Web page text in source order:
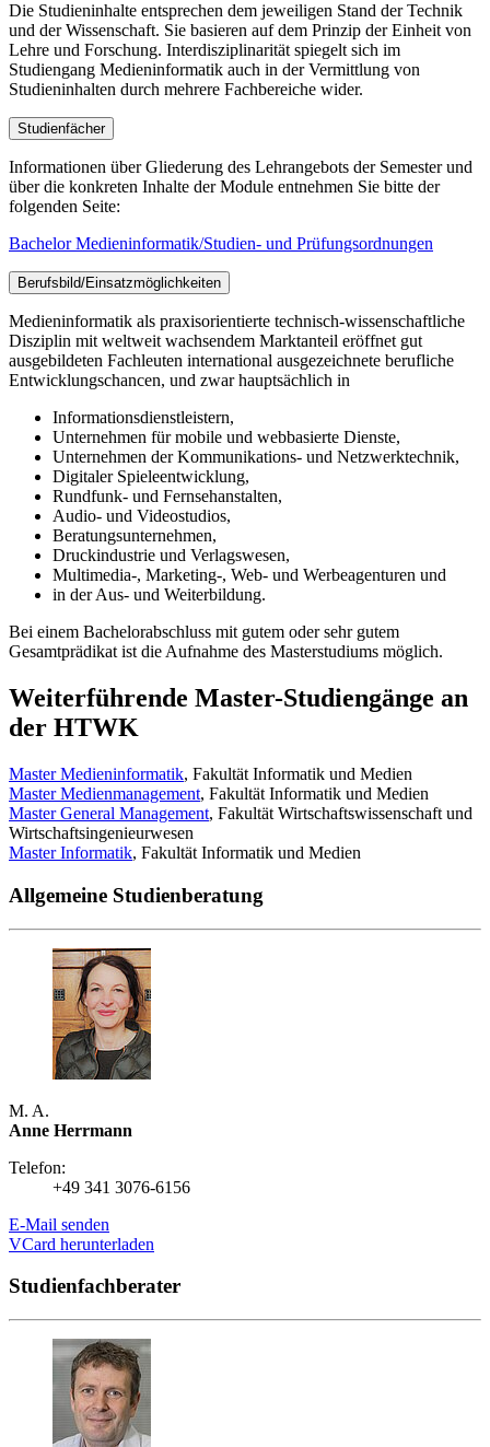
Die Studieninhalte entsprechen dem jeweiligen Stand der Technik
und der Wissenschaft. Sie basieren auf dem Prinzip der Einheit von
Lehre und Forschung. Interdisziplinarität spiegelt sich im
Studiengang Medieninformatik auch in der Vermittlung von
Studieninhalten durch mehrere Fachbereiche wider.
Studienfächer
Informationen über Gliederung des Lehrangebots der Semester und
über die konkreten Inhalte der Module entnehmen Sie bitte der
folgenden Seite:
Bachelor Medieninformatik/Studien- und Prüfungsordnungen
Berufsbild/Einsatzmöglichkeiten
Medieninformatik als praxisorientierte technisch-wissenschaftliche
Disziplin mit weltweit wachsendem Marktanteil eröffnet gut
ausgebildeten Fachleuten international ausgezeichnete berufliche
Entwicklungschancen, und zwar hauptsächlich in
Informationsdienstleistern,
Unternehmen für mobile und webbasierte Dienste,
Unternehmen der Kommunikations- und Netzwerktechnik,
Digitaler Spieleentwicklung,
Rundfunk- und Fernsehanstalten,
Audio- und Videostudios,
Beratungsunternehmen,
Druckindustrie und Verlagswesen,
Multimedia-, Marketing-, Web- und Werbeagenturen und
in der Aus- und Weiterbildung.
Bei einem Bachelorabschluss mit gutem oder sehr gutem
Gesamtprädikat ist die Aufnahme des Masterstudiums möglich.
Weiterführende Master-Studiengänge an
der HTWK
Master Medieninformatik, Fakultät Informatik und Medien
Master Medienmanagement, Fakultät Informatik und Medien
Master General Management, Fakultät Wirtschaftswissenschaft und
Wirtschaftsingenieurwesen
Master Informatik, Fakultät Informatik und Medien
Allgemeine Studienberatung
M. A.
Anne Herrmann
Telefon:
+49 341 3076-6156
E-Mail senden
VCard herunterladen
Studienfachberater